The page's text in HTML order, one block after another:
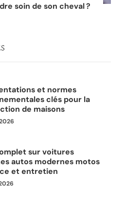
soin de son cheval ?
et normes
clés pour la
de maisons
sur voitures
autos modernes motos
et entretien